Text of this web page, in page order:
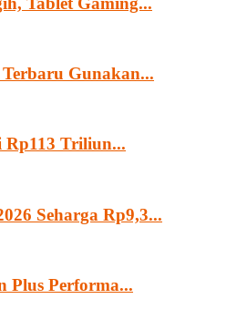
Gunakan...
Rp113 Triliun...
Seharga Rp9,3...
Plus Performa...